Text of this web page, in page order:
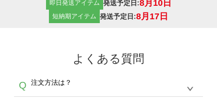
即日発送アイテム 発送予定日:8月10日
短納期アイテム 発送予定日:8月17日
よくある質問
Q 注文方法は？